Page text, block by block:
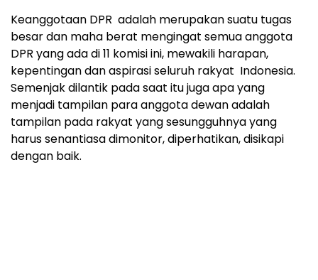
Keanggotaan DPR adalah merupakan suatu tugas
besar dan maha berat mengingat semua anggota
DPR yang ada di 11 komisi ini, mewakili harapan,
kepentingan dan aspirasi seluruh rakyat Indonesia.
Semenjak dilantik pada saat itu juga apa yang
menjadi tampilan para anggota dewan adalah
tampilan pada rakyat yang sesungguhnya yang
harus senantiasa dimonitor, diperhatikan, disikapi
dengan baik.